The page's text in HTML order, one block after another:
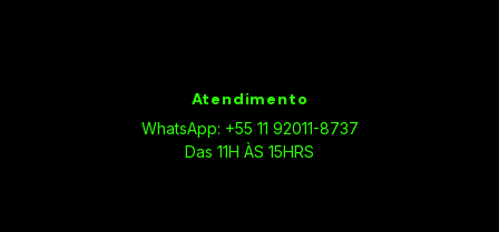
Atendimento
WhatsApp: +55 11 92011-8737
Das 11H ÀS 15HRS